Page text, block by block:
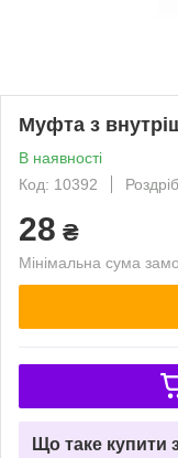
Муфта з
В наявності
Код: 10392
Роздріб
28 ₴
Мінімальна сума
Що таке купити